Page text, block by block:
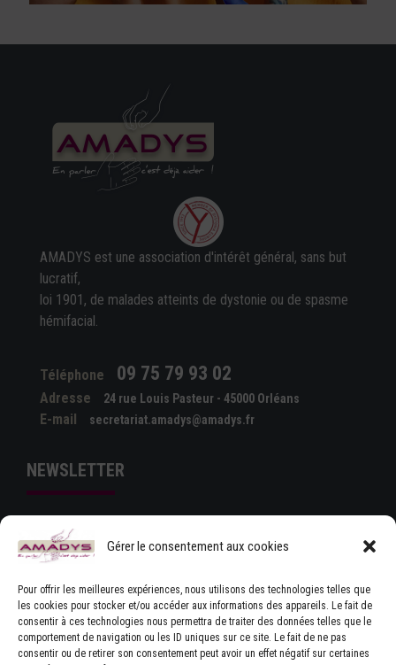
Gérer le consentement aux cookies
Pour offrir les meilleures expériences, nous utilisons des technologies telles que
les cookies pour stocker et/ou accéder aux informations des appareils. Le fait de
consentir à ces technologies nous permettra de traiter des données telles que le
comportement de navigation ou les ID uniques sur ce site. Le fait de ne pas
consentir ou de retirer son consentement peut avoir un effet négatif sur certaines
AMADYS est une association d'intérêt général, sans but
lucratif,
loi 1901, de malades atteints de dystonie ou de spasme
hémifacial.
Téléphone 09 75 79 93 02
Adresse 24 rue Louis Pasteur - 45000 Orléans
E-mail secretariat.amadys@amadys.fr
NEWSLETTER
J'ACCEPTE LES CONDITIONS GÉNÉRALES